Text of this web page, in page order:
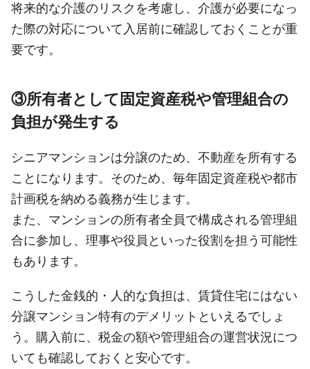
将来的な介護のリスクを考慮し、介護が必要になっ
た際の対応について入居前に確認しておくことが重
要です。
③所有者として固定資産税や管理組合の
負担が発生する
シニアマンションは分譲のため、不動産を所有する
ことになります。そのため、毎年固定資産税や都市
計画税を納める義務が生じます。
また、マンションの所有者全員で構成される管理組
合に参加し、理事や役員といった役割を担う可能性
もあります。
こうした金銭的・人的な負担は、賃貸住宅にはない
分譲マンション特有のデメリットといえるでしょ
う。購入前に、税金の額や管理組合の運営状況につ
いても確認しておくと安心です。